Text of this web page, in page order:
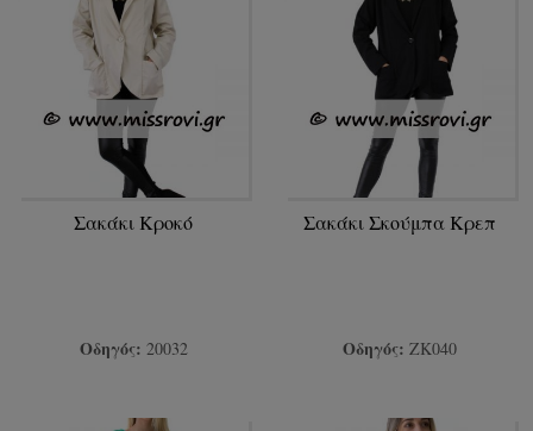
Σακάκι Κροκό
Οδηγός: 20032
Σακάκι Σκούμπα Κρεπ
Οδηγός: ΖΚ040